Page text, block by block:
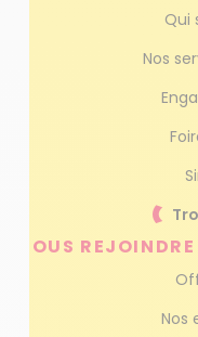
Qui
Nos
NOUS REJOINDRE
Nos